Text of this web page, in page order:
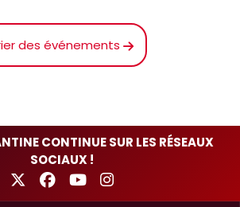
des événements
CONTINUE SUR LES RÉSEAUX
SOCIAUX !